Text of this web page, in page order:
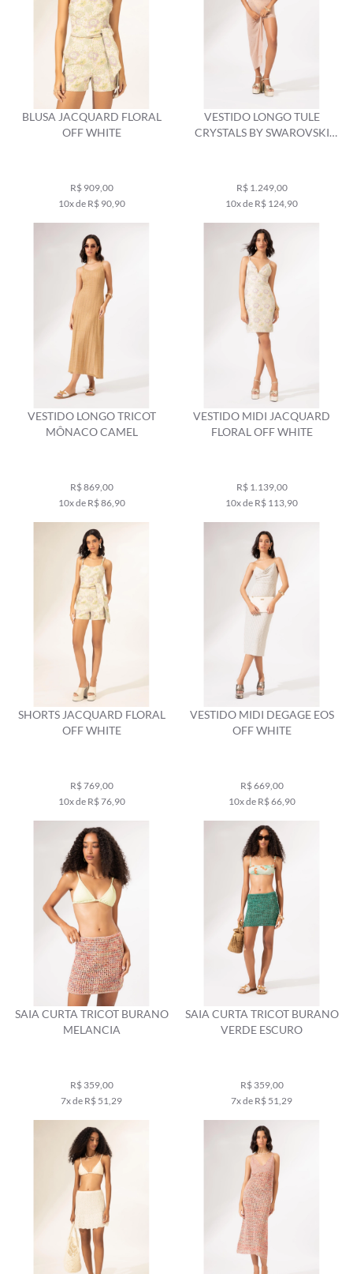
BLUSA JACQUARD FLORAL
OFF WHITE
R$ 909,00
10x de R$ 90,90
VESTIDO LONGO TULE
CRYSTALS BY SWAROVSKI
R$ 1.249,00
10x de R$ 124,90
VESTIDO LONGO TRICOT
MÔNACO CAMEL
R$ 869,00
10x de R$ 86,90
VESTIDO MIDI JACQUARD
FLORAL OFF WHITE
R$ 1.139,00
10x de R$ 113,90
SHORTS JACQUARD FLORAL
OFF WHITE
R$ 769,00
10x de R$ 76,90
VESTIDO MIDI DEGAGE EOS
OFF WHITE
R$ 669,00
10x de R$ 66,90
SAIA CURTA TRICOT BURANO
MELANCIA
R$ 359,00
7x de R$ 51,29
SAIA CURTA TRICOT BURANO
VERDE ESCURO
R$ 359,00
7x de R$ 51,29